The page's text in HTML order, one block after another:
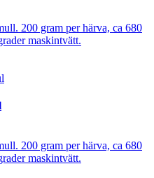
200 gram per härva, ca 680
maskintvätt.
200 gram per härva, ca 680
maskintvätt.